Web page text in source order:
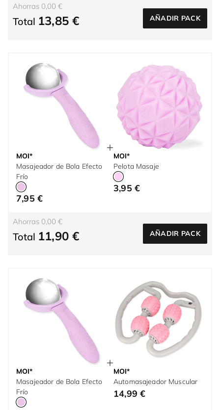
Ahorras 0,00 €
Total 13,85 € AÑADIR PACK
MOI*
Masajeador de Bola Efecto
Frío
7,95 €
MOI*
Pelota Masaje
3,95 €
Ahorras 0,00 €
Total 11,90 € AÑADIR PACK
MOI*
Masajeador de Bola Efecto
Frío
MOI*
Automasajeador Muscular
14,99 €